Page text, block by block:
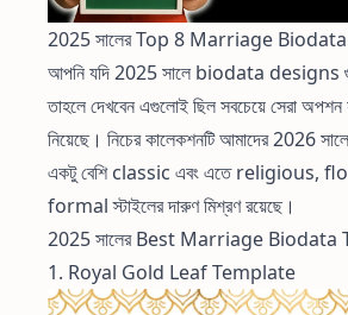
2025 সালের Top 8 Marriage
আপনি যদি 2025 সালে biodata designs
তাহলে দেখবেন এগুলোই ছিল সবচেয়ে সেরা অপশন
নিয়েছে। নিচের কালেকশনটি আমাদের 2026
একটু বেশি classic এবং এতে religious,
formal স্টাইলের দারুণ মিশ্রণ রয়েছে।
2025 সালের Best Marriage Biodata
1. Royal Gold Leaf Template